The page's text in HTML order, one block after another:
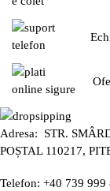
Adresa: STR.
POȘTAL 110217,
Telefon: +40 739 999